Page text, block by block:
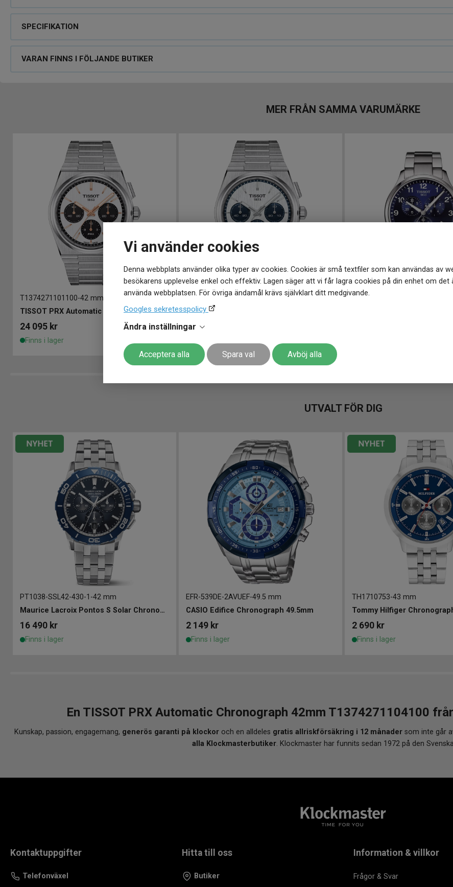
Vi använder cookies
Denna webbplats använder olika typer av cookies. Cookies är små textfiler som kan användas av
besökarens upplevelse enkel och effektiv. Lagen säger att vi får lagra cookies på din enhet om
använda webbplatsen. För övriga ändamål krävs självklart ditt medgivande.
Googles sekretesspolicy
Ändra inställningar
Acceptera alla Spara val Avböj alla
SPECIFIKATION
VARAN FINNS I FÖLJANDE BUTIKER
MER FRÅN SAMMA VARUMÄRKE
T1374271101100-42 mm
TISSOT PRX Automatic Chronograph 42mm
24 095 kr
Finns i lager
T1374271101101-42 mm
24 095
T1166171104701
UTVALT FÖR DIG
PT1038-SSL42-430-1 -42 mm
Maurice Lacroix Pontos S Solar Chronograph 42mm
16 490 kr
Finns i lager
EFR-539DE-2AVUEF-49.5 mm
CASIO Edifice Chronograph 49.5mm
2 149 kr
Finns i lager
TH1710753-43 mm
Tommy Hilfiger
2 690 kr
Finns i lager
En TISSOT PRX Automatic Chronograph 42mm T1374271104100
Kunskap, passion, engagemang, generös garanti på klockor och en alldeles gratis allriskförsäkring i 12 månader som inte går
alla Klockmasterbutiker. Klockmaster har funnits sedan 1972 på den
Kontaktuppgifter
Telefonväxel
Hitta till oss
Butiker
Information & villkor
Frågor & Svar